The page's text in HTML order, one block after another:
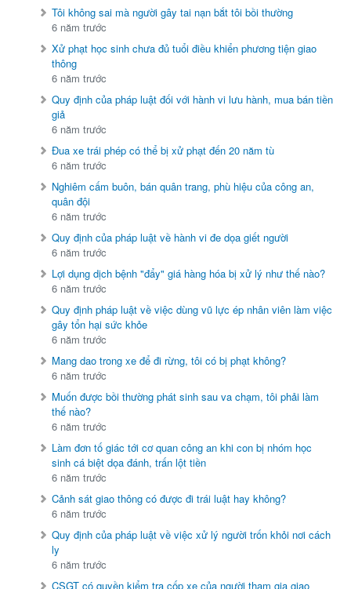
Tôi không sai mà người gây tai nạn bắt tôi bồi thường
6 năm trước
Xử phạt học sinh chưa đủ tuổi điều khiển phương tiện giao
thông
6 năm trước
Quy định của pháp luật đối với hành vi lưu hành, mua bán tiền
giả
6 năm trước
Đua xe trái phép có thể bị xử phạt đến 20 năm tù
6 năm trước
Nghiêm cấm buôn, bán quân trang, phù hiệu của công an,
quân đội
6 năm trước
Quy định của pháp luật về hành vi đe dọa giết người
6 năm trước
Lợi dụng dịch bệnh "đẩy" giá hàng hóa bị xử lý như thế nào?
6 năm trước
Quy định pháp luật về việc dùng vũ lực ép nhân viên làm việc
gây tổn hại sức khỏe
6 năm trước
Mang dao trong xe để đi rừng, tôi có bị phạt không?
6 năm trước
Muốn được bồi thường phát sinh sau va chạm, tôi phải làm
thế nào?
6 năm trước
Làm đơn tố giác tới cơ quan công an khi con bị nhóm học
sinh cá biệt dọa đánh, trấn lột tiền
6 năm trước
Cảnh sát giao thông có được đi trái luật hay không?
6 năm trước
Quy định của pháp luật về việc xử lý người trốn khỏi nơi cách
ly
6 năm trước
CSGT có quyền kiểm tra cốp xe của người tham gia giao